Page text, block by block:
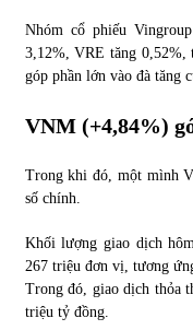
Nhóm cổ phiếu
3,12%, VRE tăng
góp phần lớn vào đà tăng
VNM (+4,84%)
Trong khi đó, một mình
số chính.
Khối lượng giao dịch
267 triệu đơn vị, tương
Trong đó, giao dịch thỏa
triệu tỷ đồng.